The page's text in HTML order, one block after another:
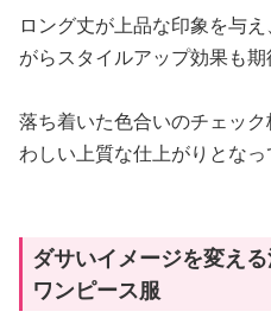
ロング丈が上品な印象を与
がらスタイルアップ効果も期
落ち着いた色合いのチェッ
わしい上質な仕上がりとなっ
ダサいイメージを変え
ワンピース服